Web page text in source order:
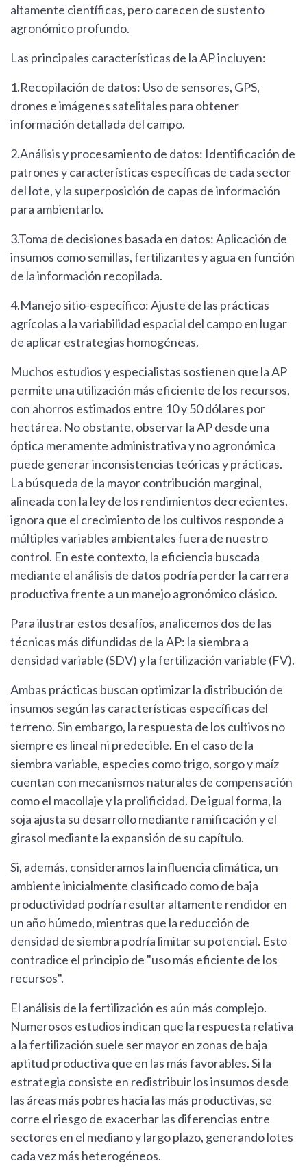
altamente científicas, pero carecen de sustento
agronómico profundo.
Las principales características de la AP incluyen:
1.Recopilación de datos: Uso de sensores, GPS,
drones e imágenes satelitales para obtener
información detallada del campo.
2.Análisis y procesamiento de datos: Identificación de
patrones y características específicas de cada sector
del lote, y la superposición de capas de información
para ambientarlo.
3.Toma de decisiones basada en datos: Aplicación de
insumos como semillas, fertilizantes y agua en función
de la información recopilada.
4.Manejo sitio-específico: Ajuste de las prácticas
agrícolas a la variabilidad espacial del campo en lugar
de aplicar estrategias homogéneas.
Muchos estudios y especialistas sostienen que la AP
permite una utilización más eficiente de los recursos,
con ahorros estimados entre 10 y 50 dólares por
hectárea. No obstante, observar la AP desde una
óptica meramente administrativa y no agronómica
puede generar inconsistencias teóricas y prácticas.
La búsqueda de la mayor contribución marginal,
alineada con la ley de los rendimientos decrecientes,
ignora que el crecimiento de los cultivos responde a
múltiples variables ambientales fuera de nuestro
control. En este contexto, la eficiencia buscada
mediante el análisis de datos podría perder la carrera
productiva frente a un manejo agronómico clásico.
Para ilustrar estos desafíos, analicemos dos de las
técnicas más difundidas de la AP: la siembra a
densidad variable (SDV) y la fertilización variable (FV).
Ambas prácticas buscan optimizar la distribución de
insumos según las características específicas del
terreno. Sin embargo, la respuesta de los cultivos no
siempre es lineal ni predecible. En el caso de la
siembra variable, especies como trigo, sorgo y maíz
cuentan con mecanismos naturales de compensación
como el macollaje y la prolificidad. De igual forma, la
soja ajusta su desarrollo mediante ramificación y el
girasol mediante la expansión de su capítulo.
Si, además, consideramos la influencia climática, un
ambiente inicialmente clasificado como de baja
productividad podría resultar altamente rendidor en
un año húmedo, mientras que la reducción de
densidad de siembra podría limitar su potencial. Esto
contradice el principio de "uso más eficiente de los
recursos".
El análisis de la fertilización es aún más complejo.
Numerosos estudios indican que la respuesta relativa
a la fertilización suele ser mayor en zonas de baja
aptitud productiva que en las más favorables. Si la
estrategia consiste en redistribuir los insumos desde
las áreas más pobres hacia las más productivas, se
corre el riesgo de exacerbar las diferencias entre
sectores en el mediano y largo plazo, generando lotes
cada vez más heterogéneos.